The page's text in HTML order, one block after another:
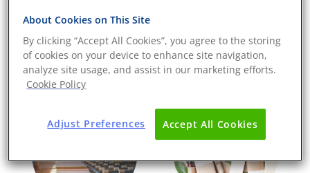
Đánh giá trách nhiệm xã
hội
Nguyên liệu thô bền
vững
About Cookies on This Site
By clicking “Accept All Cookies”, you agree to the storing
of cookies on your device to enhance site navigation,
analyze site usage, and assist in our marketing efforts.
Cookie Policy
Accept All Cookies
Adjust Preferences